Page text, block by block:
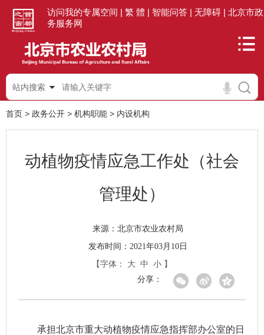
访问我的专属空间 | 繁 體 | 智能问答 | 无障碍 | 北京市政
务服务网
站内搜索
首页 > 政务公开 > 机构职能 > 内设机构
动植物疫情应急工作处（社会
管理处）
来源： 北京市农业农村局
发布时间：2021年03月10日
【字体：
大 中 小 】
分享：
承担北京市重大动植物疫情应急指挥部办公室的日